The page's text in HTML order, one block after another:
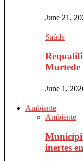
June 21,
Saúde
Murtede
June 1,
Ambiente
Ambiente
inertes